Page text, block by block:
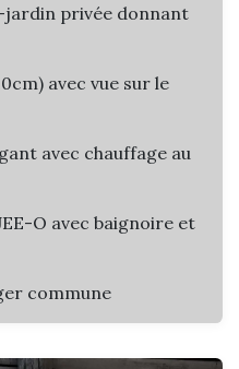
jardin privée donnant
avec vue sur le
avec chauffage au
O avec baignoire et
commune